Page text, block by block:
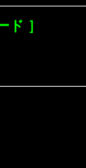
ド ］